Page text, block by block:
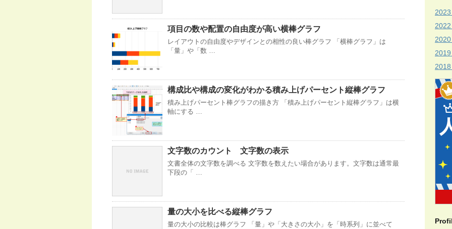
項目の数や配置の自由度が高い横棒グラフ
レイアウトの自由度やデザインとの相性の良い棒グラフ 「横棒グラフ」は
「量」や「数 …
構成比や構成の変化がわかる積み上げパーセント縦棒グラフ
積み上げパーセント棒グラフの描き方 「積み上げパーセント縦棒グラフ」は横
軸にする …
文字数のカウント 文字数の表示
文書全体の文字数を調べる 文字数を数えたい場合があります。文字数は通常最
下段の「 …
量の大小を比べる縦棒グラフ
量の大小の比較は棒グラフ 「量」や「大きさの大小」を「時系列」に並べて